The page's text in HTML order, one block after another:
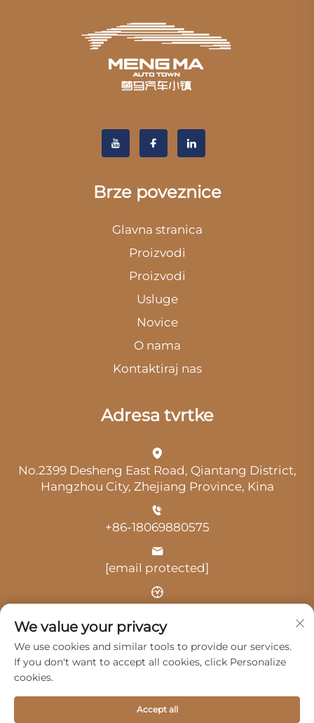
Brze poveznice
Glavna stranica
Proizvodi
Proizvodi
Usluge
Novice
O nama
Kontaktiraj nas
Adresa tvrtke
No.2399 Desheng East Road, Qiantang District,
Hangzhou City, Zhejiang Province, Kina
+86-18069880575
[email protected]
Autorska prava © 2025. Hangzhou Guangji Automobile
Politika privatnosti
We value your privacy
We use cookies and similar tools to provide our services.
If you don't want to accept all cookies, click Personalize
cookies.
Accept all